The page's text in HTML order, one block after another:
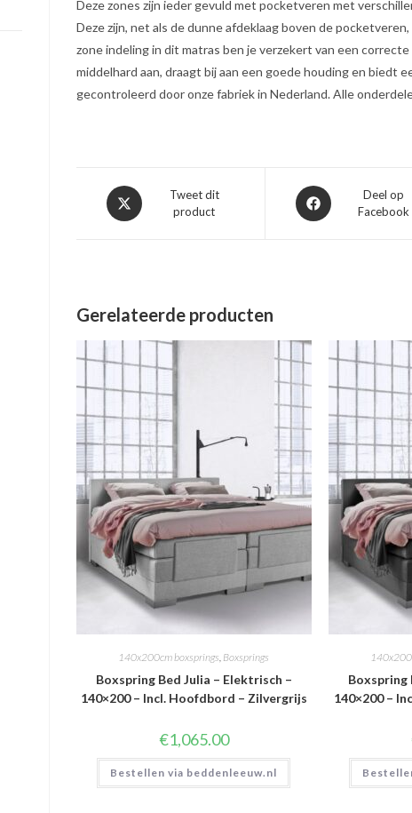
Deze zones zijn ieder gevuld met pocketveren met
Deze zijn, net als de dunne afdeklaag boven de
zone indeling in dit matras ben je verzekert van een
middelhard aan, draagt bij aan een goede houding en biedt
gecontroleerd door onze fabriek in Nederland. Alle
Opent
in
Tweet dit
product
Opent
in
Deel op
Facebook
Gerelateerde producten
140x200cm boxsprings, Boxsprings
Boxspring Bed Julia – Elektrisch –
140×200 – Incl. Hoofdbord – Zilvergrijs
€1,065.00
Bestellen via beddenleeuw.nl
Boxspring
140×200 –